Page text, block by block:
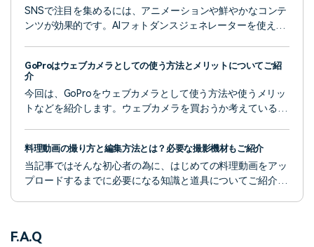
SNSで注目を集めるには、アニメーションや鮮やかなコンテ
ンツが効果的です。AIフォトダンスジェネレーターを使え
ツールを使った作成方法、活用例、クリエイティブなコツ、
よくある質問を解説します。
GoProはウェブカメラとしての使う方法とメリットについてご紹
介
今回は、GoProをウェブカメラとして使う方法や使うメリッ
トなどを紹介します。ウェブカメラを買おうか考えている方
料理動画の撮り方と編集方法とは？必要な撮影機材もご紹介
当記事ではそんな初心者の為に、はじめての料理動画をアッ
プロードするまでに必要になる知識と道具についてご紹介し
技術を身に着ければ、毎日の料理時間をクリエイティブな動
F.A.Q